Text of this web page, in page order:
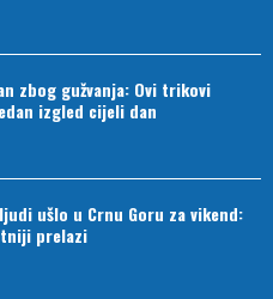
zbog gužvanja: Ovi trikovi
izgled cijeli dan
ušlo u Crnu Goru za vikend:
prelazi